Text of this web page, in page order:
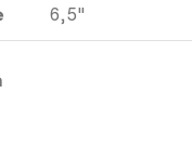
6,5"